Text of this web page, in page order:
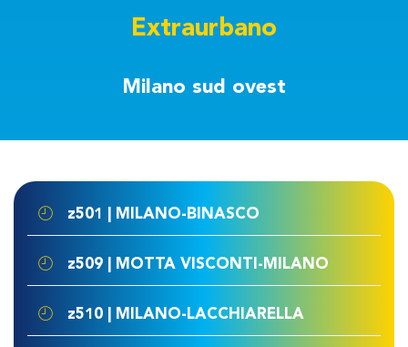
Extraurbano
Milano sud ovest
z501 | MILANO-BINASCO
z509 | MOTTA VISCONTI-MILANO
z510 | MILANO-LACCHIARELLA